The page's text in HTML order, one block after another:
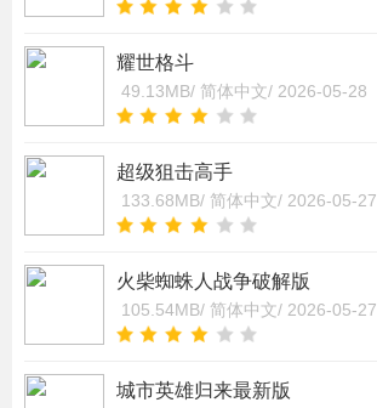
耀世格斗
49.13MB/ 简体中文/ 2026-05-28
超级狙击高手
133.68MB/ 简体中文/ 2026-05-27
火柴蜘蛛人战争破解版
105.54MB/ 简体中文/ 2026-05-27
城市英雄归来最新版